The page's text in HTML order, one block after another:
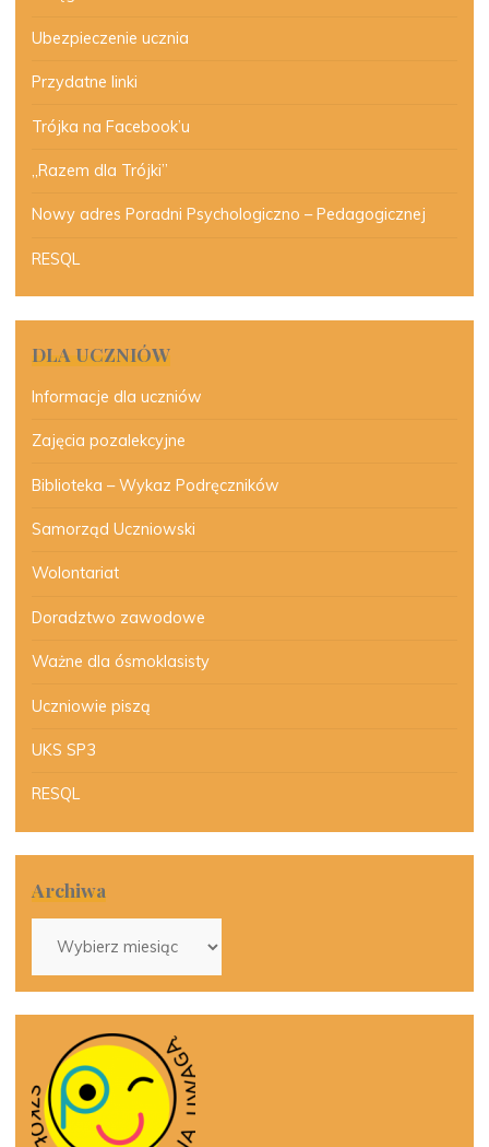
Ubezpieczenie ucznia
Przydatne linki
Trójka na Facebook’u
„Razem dla Trójki”
Nowy adres Poradni Psychologiczno – Pedagogicznej
RESQL
DLA UCZNIÓW
Informacje dla uczniów
Zajęcia pozalekcyjne
Biblioteka – Wykaz Podręczników
Samorząd Uczniowski
Wolontariat
Doradztwo zawodowe
Ważne dla ósmoklasisty
Uczniowie piszą
UKS SP3
RESQL
Archiwa